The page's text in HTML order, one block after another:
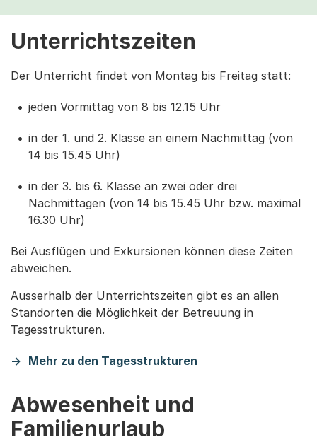
Unterrichtszeiten
Der Unterricht findet von Montag bis Freitag statt:
jeden Vormittag von 8 bis 12.15 Uhr
in der 1. und 2. Klasse an einem Nachmittag (von
14 bis 15.45 Uhr)
in der 3. bis 6. Klasse an zwei oder drei
Nachmittagen (von 14 bis 15.45 Uhr bzw. maximal
16.30 Uhr)
Bei Ausflügen und Exkursionen können diese Zeiten
abweichen.
Ausserhalb der Unterrichtszeiten gibt es an allen
Standorten die Möglichkeit der Betreuung in
Tagesstrukturen.
Mehr zu den Tagesstrukturen
Abwesenheit und
Familienurlaub